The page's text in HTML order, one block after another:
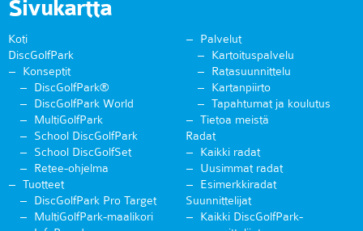
Sivukartta
Koti
DiscGolfPark
Konseptit
DiscGolfPark®
DiscGolfPark World
MultiGolfPark
School DiscGolfPark
School DiscGolfSet
Retee-ohjelma
Tuotteet
DiscGolfPark Pro Target
MultiGolfPark-maalikori
Palvelut
Kartoituspalvelu
Ratasuunnittelu
Kartanpiirto
Tapahtumat ja koulutus
Tietoa meistä
Radat
Kaikki radat
Uusimmat radat
Esimerkkiradat
Suunnittelijat
Kaikki DiscGolfPark-